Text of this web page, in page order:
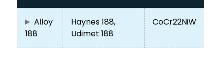
Alloy
188
Haynes 188,
Udimet 188
CoCr22NiW